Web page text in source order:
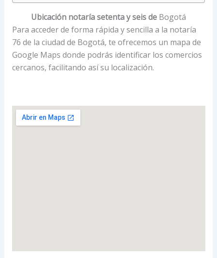
Ubicación notaría setenta y seis de Bogotá
Para acceder de forma rápida y sencilla a la notaría
76 de la ciudad de Bogotá, te ofrecemos un mapa de
Google Maps donde podrás identificar los comercios
cercanos, facilitando así su localización.